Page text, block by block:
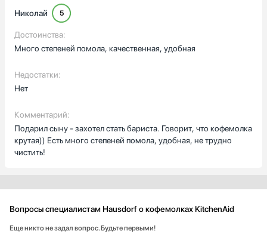
Николай 5
Достоинства:
Много степеней помола, качественная, удобная
Недостатки:
Нет
Комментарий:
Подарил сыну - захотел стать бариста. Говорит, что кофемолка
крутая)) Есть много степеней помола, удобная, не трудно
чистить!
Вопросы специалистам Hausdorf о кофемолках KitchenAid
Еще никто не задал вопрос. Будьте первыми!